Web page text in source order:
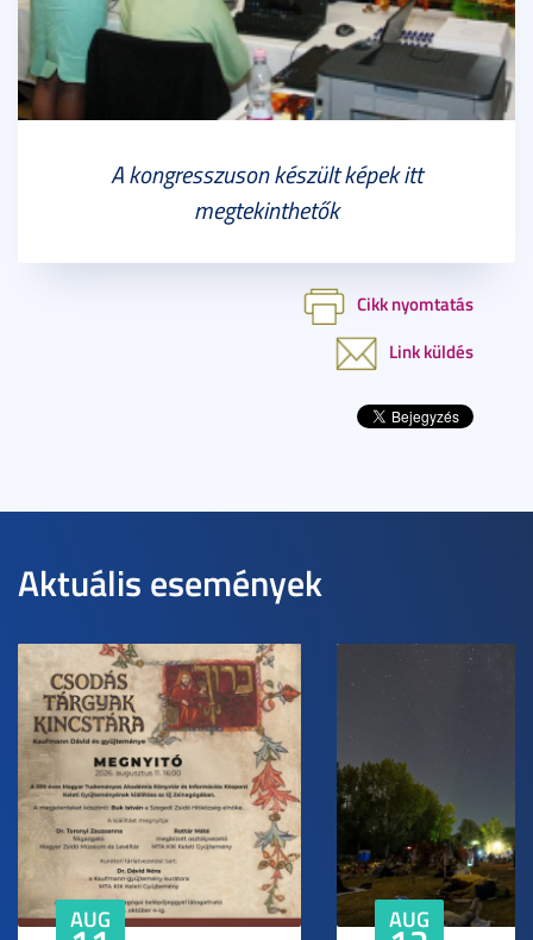
A kongresszuson készült képek itt
megtekinthetők
Cikk nyomtatás
Link küldés
Aktuális események
AUG AUG